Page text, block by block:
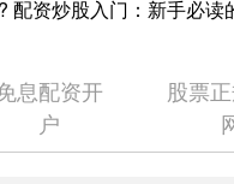
配资炒股入门：新手必读
息配资开
户
股票